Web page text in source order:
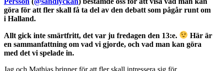
göra för att fler skall få ta del av den debatt som pågår runt om
i Halland.
Allt gick inte smärtfritt, det var ju fredagen den 13:e.
Här är
en sammanfattning om vad vi gjorde, och vad man kan göra
med det vi spelade in.
Jag och Mathias brinner för att fler skall intressera sig för